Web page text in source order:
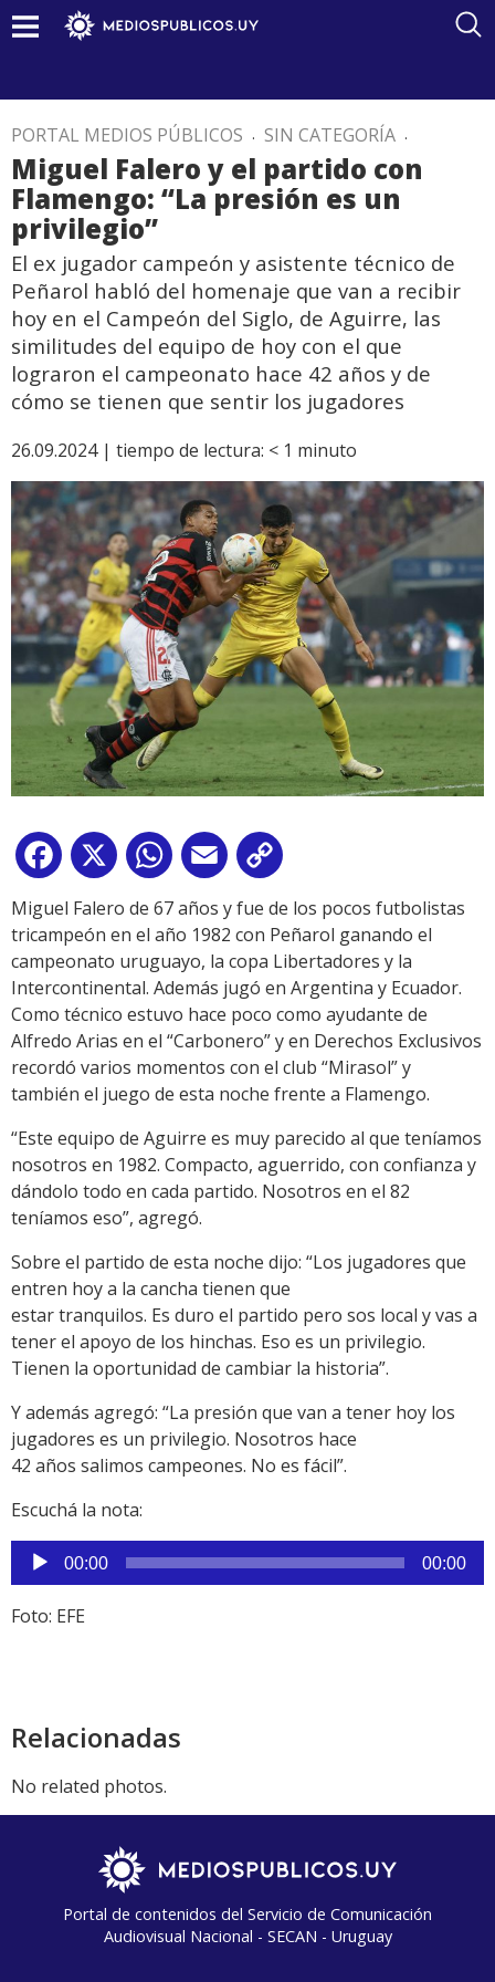
PORTAL MEDIOS PÚBLICOS . SIN CATEGORÍA .
Miguel Falero y el partido con
Flamengo: “La presión es un
privilegio”
El ex jugador campeón y asistente técnico de
Peñarol habló del homenaje que van a recibir
hoy en el Campeón del Siglo, de Aguirre, las
similitudes del equipo de hoy con el que
lograron el campeonato hace 42 años y de
cómo se tienen que sentir los jugadores
26.09.2024 | tiempo de lectura: < 1 minuto
Facebook
X WhatsApp
Email
Link
Miguel Falero de 67 años y fue de los pocos futbolistas
tricampeón en el año 1982 con Peñarol ganando el
campeonato uruguayo, la copa Libertadores y la
Intercontinental. Además jugó en Argentina y Ecuador.
Como técnico estuvo hace poco como ayudante de
Alfredo Arias en el “Carbonero” y en Derechos Exclusivos
recordó varios momentos con el club “Mirasol” y
también el juego de esta noche frente a Flamengo.
“Este equipo de Aguirre es muy parecido al que teníamos
nosotros en 1982. Compacto, aguerrido, con confianza y
dándolo todo en cada partido. Nosotros en el 82
teníamos eso”, agregó.
Sobre el partido de esta noche dijo: “Los jugadores que
entren hoy a la cancha tienen que
estar tranquilos. Es duro el partido pero sos local y vas a
tener el apoyo de los hinchas. Eso es un privilegio.
Tienen la oportunidad de cambiar la historia”.
Y además agregó: “La presión que van a tener hoy los
jugadores es un privilegio. Nosotros hace
42 años salimos campeones. No es fácil”.
Escuchá la nota:
Reproductor
de
audio
00:00 00:00
Foto: EFE
Relacionadas
No related photos.
Portal de contenidos del Servicio de Comunicación
Audiovisual Nacional - SECAN - Uruguay